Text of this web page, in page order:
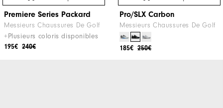
Premiere Series Packard
Messieurs Chaussures De Golf
+Plusieurs coloris disponibles
240€
195€
Pro/SLX Carbon
Messieurs Chaussures De Golf
250€
185€